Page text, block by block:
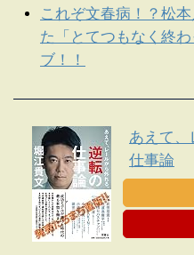
これぞ文春病！？松
た「とてつもなく終
ブ！！
あえて
仕事論